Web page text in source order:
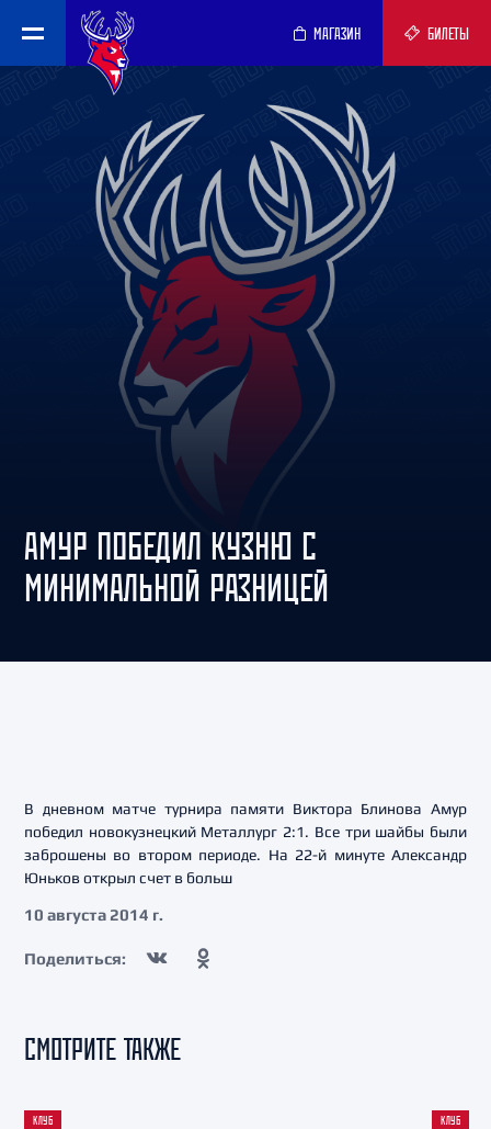
МАГАЗИН БИЛЕТЫ
АМУР ПОБЕДИЛ КУЗНЮ С
МИНИМАЛЬНОЙ РАЗНИЦЕЙ
В дневном матче турнира памяти Виктора Блинова Амур
победил новокузнецкий Металлург 2:1. Все три шайбы были
заброшены во втором периоде. На 22-й минуте Александр
Юньков открыл счет в больш
10 августа 2014 г.
Поделиться:
СМОТРИТЕ ТАКЖЕ
КЛУБ КЛУБ